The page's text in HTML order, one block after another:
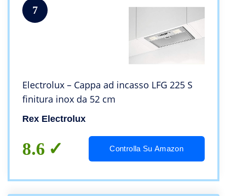
7
Electrolux – Cappa ad incasso LFG 225 S
finitura inox da 52 cm
Rex Electrolux
8.6 Controlla Su Amazon